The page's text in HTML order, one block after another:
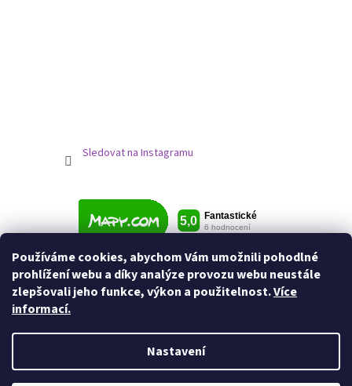
Používáme cookies, abychom Vám umožnili pohodlné
prohlížení webu a díky analýze provozu webu neustále
zlepšovali jeho funkce, výkon a použitelnost.Více
informací.
Nastavení
Sledovat na Instagramu
Vytvořil Shoptet